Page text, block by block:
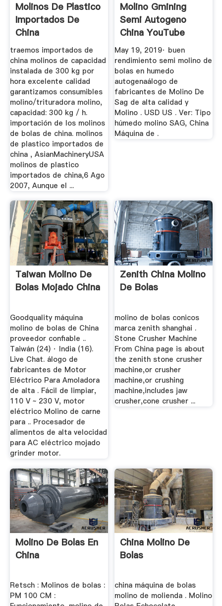
Molinos De Plastico
Importados De
China
traemos importados de
china molinos de capacidad
instalada de 300 kg por
hora excelente calidad
garantizamos consumibles
molino/trituradora molino,
capacidad: 300 kg / h.
importación de los molinos
de bolas de china. molinos
de plastico importados de
china , AsianMachineryUSA
molinos de plastico
importados de china,6 Ago
2007, Aunque el ...
Molino Gmining
Semi Autogeno
China YouTube
May 19, 2019· buen
rendimiento semi molino de
bolas en humedo
autogenaálogo de
fabricantes de Molino De
Sag de alta calidad y
Molino . USD US . Ver: Tipo
húmedo molino SAG, China
Máquina de .
Taiwan Molino De
Bolas Mojado China
Goodquality máquina
molino de bolas de China
proveedor confiable ..
Taiwán (24) · India (16).
Live Chat. álogo de
fabricantes de Motor
Eléctrico Para Amoladora
de alta . Fácil de limpiar,
110 V ~ 230 V, motor
eléctrico Molino de carne
para .. Procesador de
alimentos de alta velocidad
para AC eléctrico mojado
grinder motor.
Zenith China Molino
De Bolas
molino de bolas conicos
marca zenith shanghai .
Stone Crusher Machine
From China page is about
the zenith stone crusher
machine,or crusher
machine,or crushing
machine,includes jaw
crusher,cone crusher ...
Molino De Bolas En
China
Retsch : Molinos de bolas :
PM 100 CM :
China Molino De
Bolas
china máquina de bolas
molino de molienda . Molino